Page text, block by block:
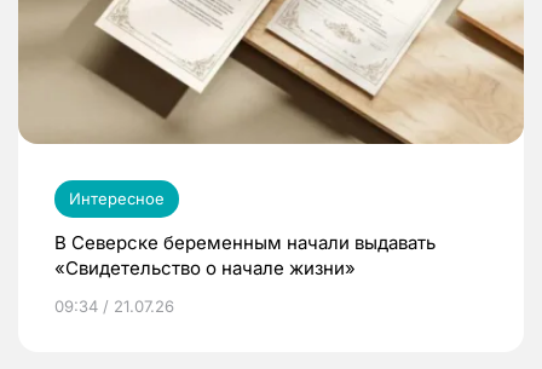
Интересное
В Северске беременным начали выдавать
«Свидетельство о начале жизни»
09:34 / 21.07.26